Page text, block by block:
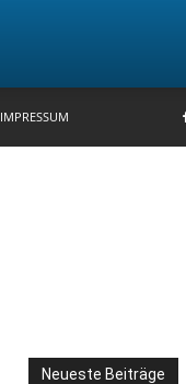
IMPRESSUM
Neueste Beiträge